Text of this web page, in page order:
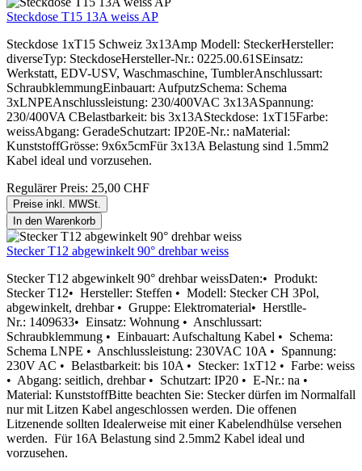
Steckdose T15 13A weiss AP
Steckdose 1xT15 Schweiz 3x13Amp Modell: SteckerHersteller:
diverseTyp: SteckdoseHersteller-Nr.: 0225.00.61SEinsatz:
Werkstatt, EDV-USV, Waschmaschine, TumblerAnschlussart:
SchraubklemmungEinbauart: AufputzSchema: Schema
3xLNPEAnschlussleistung: 230/400VAC 3x13ASpannung:
230/400VA CBelastbarkeit: bis 3x13ASteckdose: 1xT15Farbe:
weissAbgang: GeradeSchutzart: IP20E-Nr.: naMaterial:
KunststoffGrösse: 9x6x5cmFür 3x13A Belastung sind 1.5mm2
Kabel ideal und vorzusehen.
Regulärer Preis: 25,00 CHF
Preise inkl. MWSt.
In den Warenkorb
Stecker T12 abgewinkelt 90° drehbar weiss
Stecker T12 abgewinkelt 90° drehbar weissDaten:• Produkt:
Stecker T12• Hersteller: Steffen • Modell: Stecker CH 3Pol,
abgewinkelt, drehbar • Gruppe: Elektromaterial• Herstlle-
Nr.: 1409633• Einsatz: Wohnung • Anschlussart:
Schraubklemmung • Einbauart: Aufschaltung Kabel • Schema:
Schema LNPE • Anschlussleistung: 230VAC 10A • Spannung:
230V AC • Belastbarkeit: bis 10A • Stecker: 1xT12 • Farbe: weiss
• Abgang: seitlich, drehbar • Schutzart: IP20 • E-Nr.: na •
Material: KunststoffBitte beachten Sie: Stecker dürfen im Normalfall
nur mit Litzen Kabel angeschlossen werden. Die offenen
Litzenende sollten Idealerweise mit einer Kabelendhülse versehen
werden. Für 16A Belastung sind 2.5mm2 Kabel ideal und
vorzusehen.